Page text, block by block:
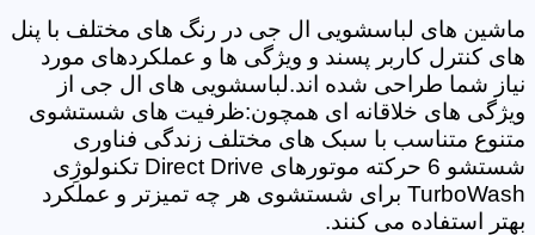
ماشین های لباسشویی ال جی در رنگ های مختلف با پنل
های کنترل کاربر پسند و ویژگی ها و عملکردهای مورد
نیاز شما طراحی شده اند.لباسشویی های ال جی از
ویژگی های خلاقانه ای همچون:ظرفیت های شستشوی
متنوع متناسب با سبک های مختلف زندگی فناوری
شستشو 6 حرکته موتورهای Direct Drive تکنولوژِی
TurboWash برای شستشوی هر چه تمیزتر و عملکرد
بهتر استفاده می کنند.